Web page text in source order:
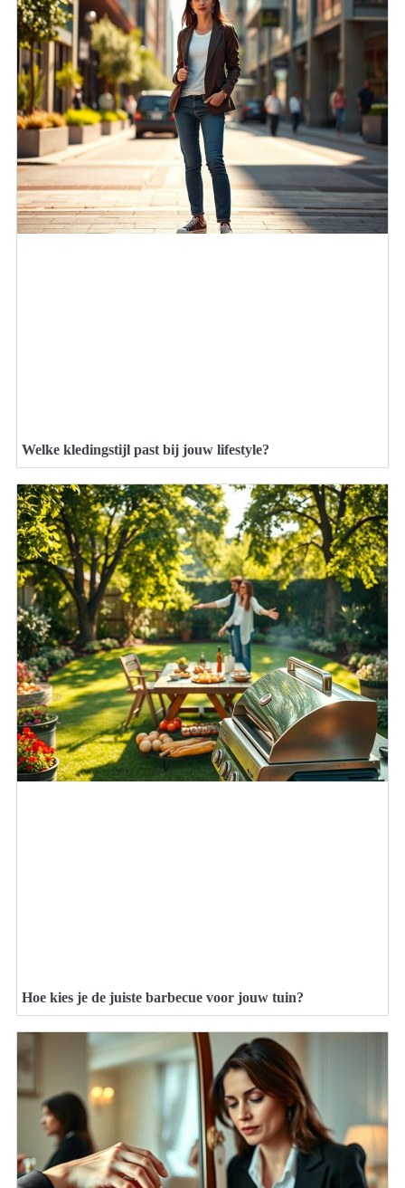
Welke kledingstijl past bij jouw lifestyle?
Hoe kies je de juiste barbecue voor jouw tuin?